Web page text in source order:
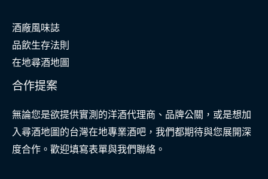
別
酒廠風味誌
品飲生存法則
在地尋酒地圖
合作提案
無論您是欲提供實測的洋酒代理商、品牌公關，或是想加
入尋酒地圖的台灣在地專業酒吧，我們都期待與您展開深
度合作。歡迎填寫表單與我們聯絡。